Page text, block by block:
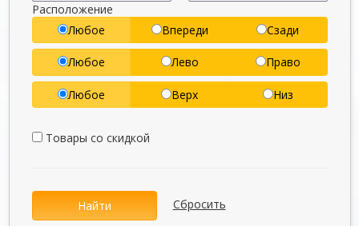
Расположение
Любое
Впереди Сзади
Любое Лево Право
Любое Верх Низ
Товары со скидкой
Найти Сбросить